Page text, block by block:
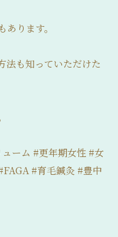
ります。
法も知っていただけた
ーム #更年期女性 #女
#育毛鍼灸 #豊中